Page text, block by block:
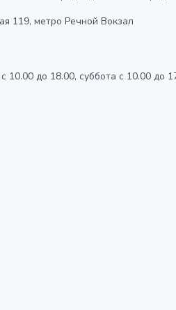
119, метро Речной Вокзал
до 18.00, суббота с 10.00 до